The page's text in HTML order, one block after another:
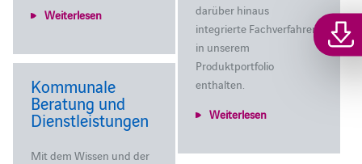
Weiterlesen
darüber hinaus
integrierte Fachverfahren
in unserem
Produktportfolio
enthalten.
Weiterlesen
Kommunale
Beratung und
Dienstleistungen
Mit dem Wissen und der